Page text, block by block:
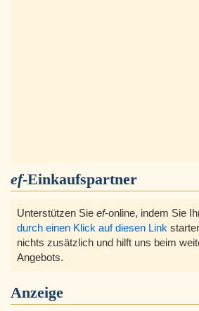
ef-Einkaufspartner
Unterstützen Sie ef-online, indem Sie
durch einen Klick auf diesen Link
nichts zusätzlich und hilft uns beim
Angebots.
Anzeige